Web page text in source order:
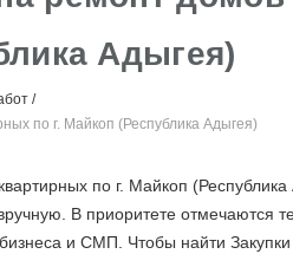
Адыгея)
по г. Майкоп (Республика Адыгея)
по г. Майкоп
В приоритете отмечаются
и СМП. Чтобы найти